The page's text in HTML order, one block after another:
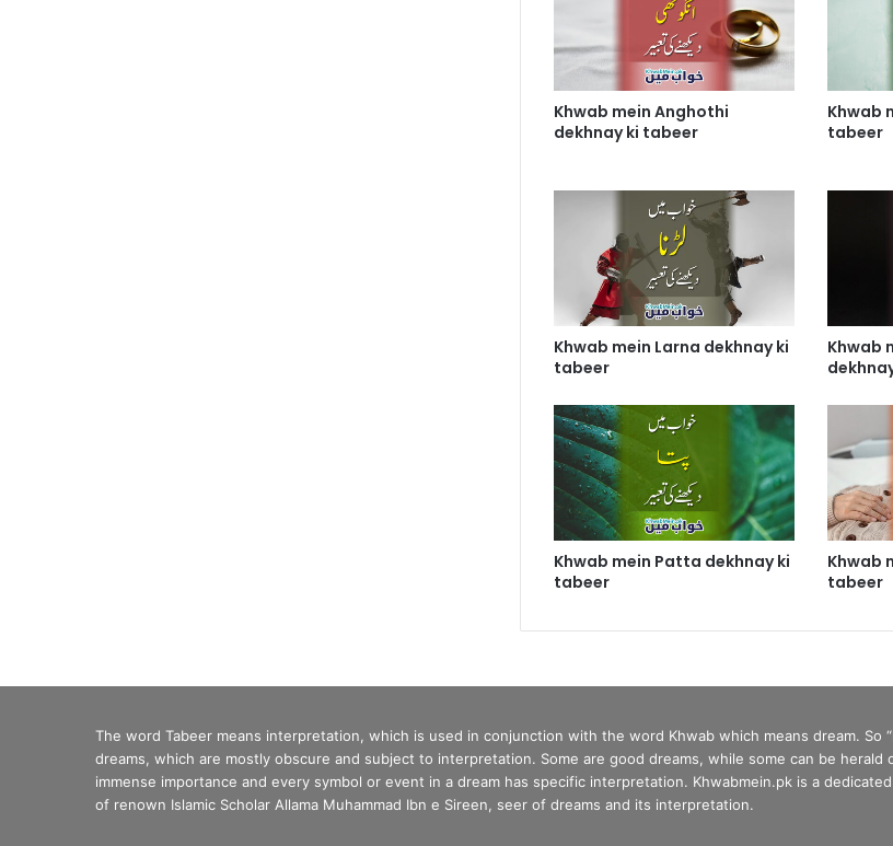
Khwab mein Anghothi
dekhnay ki tabeer
Khwab
tabeer
Khwab mein Larna dekhnay ki
tabeer
Khwab
Khwab mein Patta dekhnay ki
tabeer
Khwab
tabeer
The word Tabeer means interpretation, which is used in conjunction with the word Khwab which means dream. So
dreams, which are mostly obscure and subject to interpretation. Some are good dreams, while some can be
immense importance and every symbol or event in a dream has specific interpretation. Khwabmein.pk is a
of renown Islamic Scholar Allama Muhammad Ibn e Sireen, seer of dreams and its interpretation.